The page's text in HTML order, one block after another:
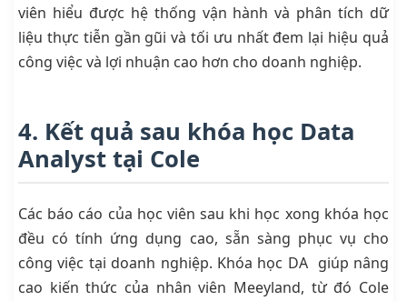
viên hiểu được hệ thống vận hành và phân tích dữ
liệu thực tiễn gần gũi và tối ưu nhất đem lại hiệu quả
công việc và lợi nhuận cao hơn cho doanh nghiệp.
4. Kết quả sau khóa học Data
Analyst tại Cole
Các báo cáo của học viên sau khi học xong khóa học
đều có tính ứng dụng cao, sẵn sàng phục vụ cho
công việc tại doanh nghiệp. Khóa học DA giúp nâng
cao kiến thức của nhân viên Meeyland, từ đó Cole